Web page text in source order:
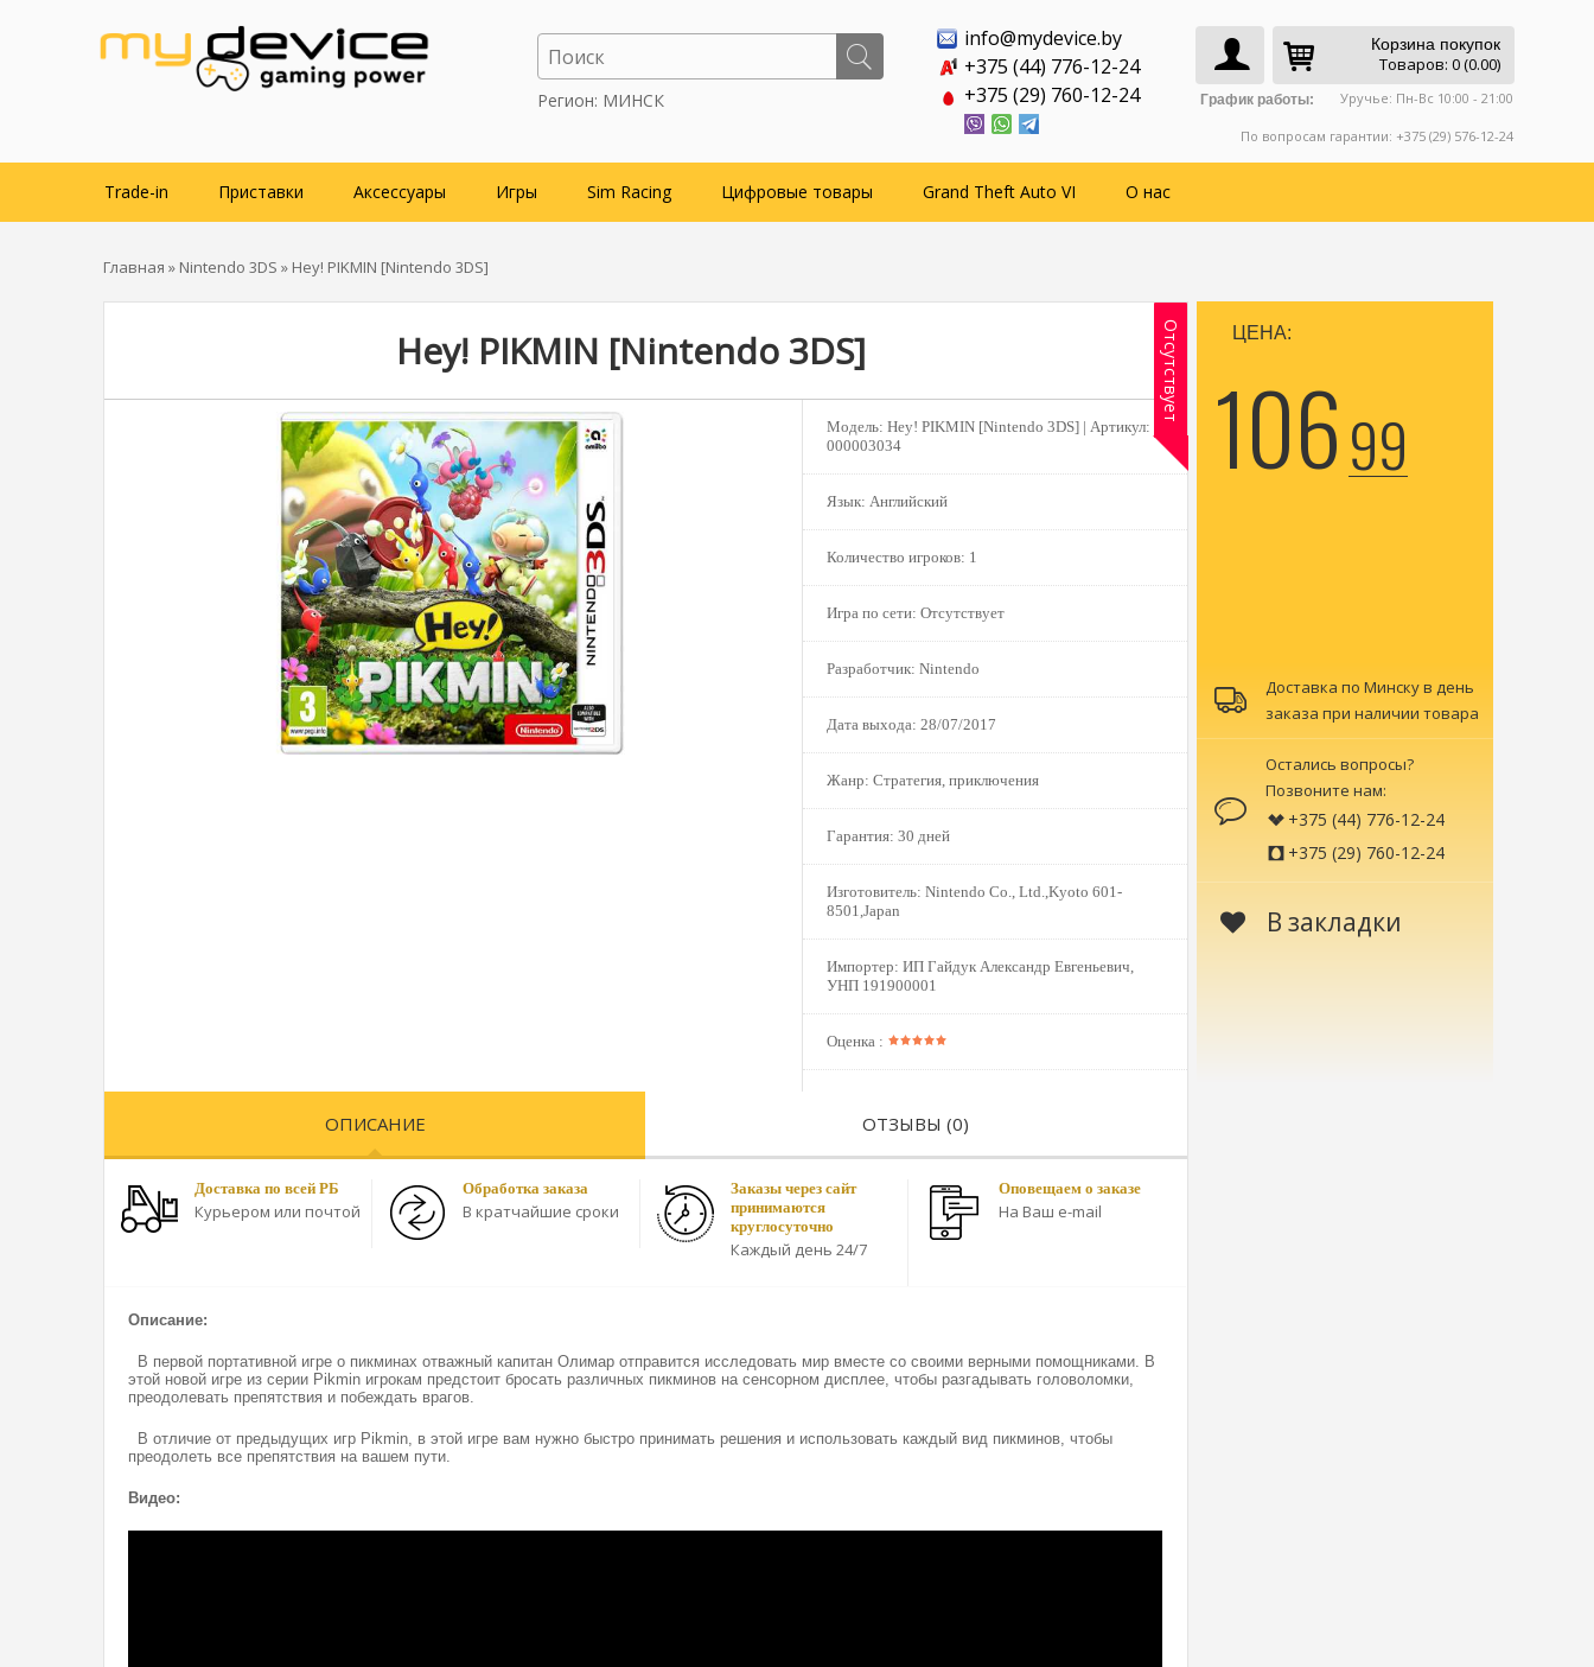
Регион: МИНСК
Корзина покупок
Товаров: 0 (0.00)
График работы: Уручье: Пн-Вс 10:00 - 21:00
По вопросам гарантии: +375 (29) 576-12-24
info@mydevice.by
+375 (44) 776-12-24
+375 (29) 760-12-24
Trade-in Приставки Аксессуары Игры Sim Racing Цифровые товары Grand Theft Auto VI О нас
Главная » Nintendo 3DS » Hey! PIKMIN [Nintendo 3DS]
Hey! PIKMIN [Nintendo 3DS]
Модель: Hey! PIKMIN [Nintendo 3DS] | Артикул:
000003034
Язык: Английский
Количество игроков: 1
Игра по сети: Отсутствует
Разработчик: Nintendo
Дата выхода: 28/07/2017
Жанр: Стратегия, приключения
Гарантия: 30 дней
Изготовитель: Nintendo Co., Ltd.,Kyoto 601-
8501,Japan
Импортер: ИП Гайдук Александр Евгеньевич,
УНП 191900001
Оценка :
Отсутствует
ОПИСАНИЕ ОТЗЫВЫ (0)
Доставка по всей РБ
Курьером или почтой
Обработка заказа
В кратчайшие сроки
Заказы через сайт
принимаются
круглосуточно
Каждый день 24/7
Оповещаем о заказе
На Ваш e-mail
Описание:
В первой портативной игре о пикминах отважный капитан Олимар отправится исследовать мир вместе со своими верными помощниками. В
этой новой игре из серии Pikmin игрокам предстоит бросать различных пикминов на сенсорном дисплее, чтобы разгадывать головоломки,
преодолевать препятствия и побеждать врагов.
В отличие от предыдущих игр Pikmin, в этой игре вам нужно быстро принимать решения и использовать каждый вид пикминов, чтобы
преодолеть все препятствия на вашем пути.
Видео:
ЦЕНА:
10699
Доставка по Минску в день
заказа при наличии товара
Остались вопросы?
Позвоните нам:
+375 (44) 776-12-24
+375 (29) 760-12-24
В закладки